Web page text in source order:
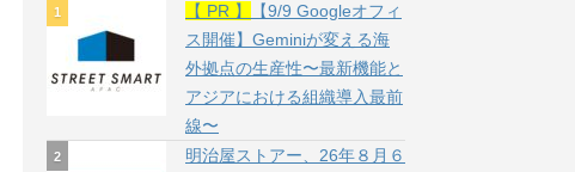
【 PR 】
【9/9 Googleオフィ
ス開催】Geminiが変える海
外拠点の生産性〜最新機能と
アジアにおける組織導入最前
線〜
明治屋ストアー、26年８月６